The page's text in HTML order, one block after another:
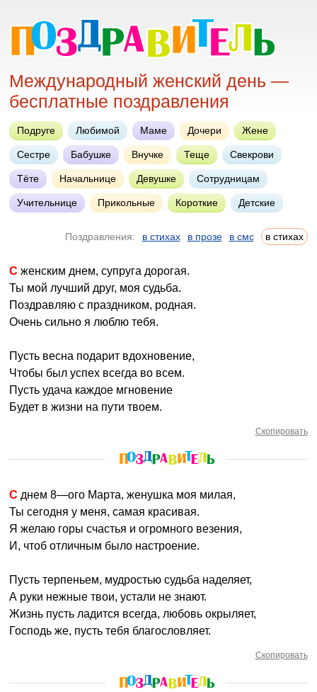
Международный женский день —
бесплатные поздравления
Подруге Любимой Маме Дочери Жене
Сестре Бабушке Внучке Теще Свекрови
Тёте Начальнице Девушке Сотрудницам
Учительнице Прикольные Короткие Детские
Поздравления: в стихах в прозе в смс в стихах
С женским днем, супруга дорогая.
Ты мой лучший друг, моя судьба.
Поздравляю с праздником, родная.
Очень сильно я люблю тебя.
Пусть весна подарит вдохновение,
Чтобы был успех всегда во всем.
Пусть удача каждое мгновение
Будет в жизни на пути твоем.
Скопировать
С днем 8—ого Марта, женушка моя милая,
Ты сегодня у меня, самая красивая.
Я желаю горы счастья и огромного везения,
И, чтоб отличным было настроение.
Пусть терпеньем, мудростью судьба наделяет,
А руки нежные твои, устали не знают.
Жизнь пусть ладится всегда, любовь окрыляет,
Господь же, пусть тебя благословляет.
Скопировать